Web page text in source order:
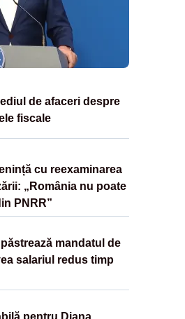
de afaceri despre
fiscale
cu reexaminarea
„România nu poate
PNRR”
mandatul de
salariul redus timp
pentru Diana